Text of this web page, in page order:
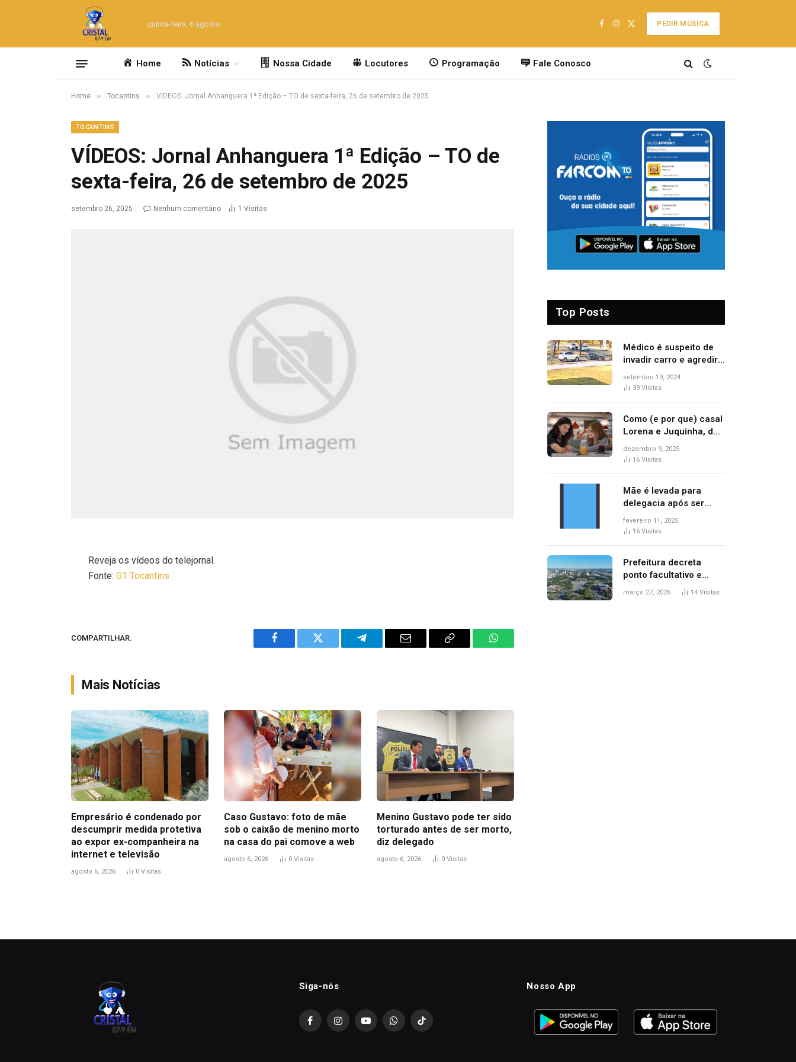
quinta-feira, 6 agosto
Facebook
Instagram
X
PEDIR MÚSICA
Home Notícias Nossa Cidade Locutores Programação Fale Conosco
Home » Tocantins » VÍDEOS: Jornal Anhanguera 1ª Edição – TO de sexta-feira, 26 de setembro de 2025
TOCANTINS
VÍDEOS: Jornal Anhanguera 1ª Edição – TO de
sexta-feira, 26 de setembro de 2025
setembro 26, 2025 Nenhum comentário 1 Visitas
Reveja os vídeos do telejornal.
Fonte:G1 Tocantins
COMPARTILHAR.
Facebook Twitter Telegram Email
Copy
WhatsApp
Mais Notícias
Empresário é condenado por
descumprir medida protetiva
ao expor ex-companheira na
internet e televisão
agosto 6, 2026 0 Visitas
Caso Gustavo: foto de mãe
sob o caixão de menino morto
na casa do pai comove a web
agosto 6, 2026 0 Visitas
Menino Gustavo pode ter sido
torturado antes de ser morto,
diz delegado
agosto 6, 2026 0 Visitas
Top Posts
Médico é suspeito de
invadir carro e agredir
delegado aposentado
durante confusão no
setembro 19, 2024
39 Visitas
Como (e por que) casal
Lorena e Juquinha, de
‘Três Graças’, ganhou
repercussão
dezembro 9, 2025
16 Visitas
Mãe é levada para
delegacia após ser
denunciada por maus-
tratos contra dois
fevereiro 11, 2025
16 Visitas
Prefeitura decreta
ponto facultativo e
servidores públicos
março 27, 2026 14 Visitas
Siga-nós
FacebookInstagramYouTubeWhatsAppTikTok
Nosso App